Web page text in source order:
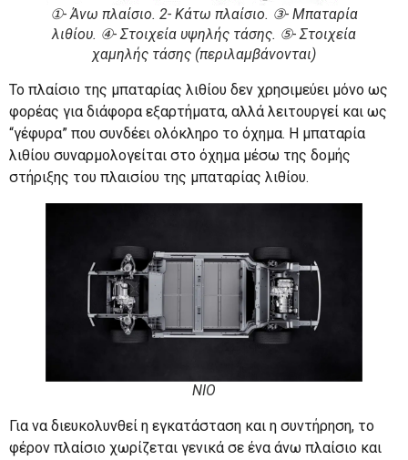
①- Άνω πλαίσιο. 2- Κάτω πλαίσιο. ③- Μπαταρία
λιθίου. ④- Στοιχεία υψηλής τάσης. ⑤- Στοιχεία
χαμηλής τάσης (περιλαμβάνονται)
Το πλαίσιο της μπαταρίας λιθίου δεν χρησιμεύει μόνο ως
φορέας για διάφορα εξαρτήματα, αλλά λειτουργεί και ως
“γέφυρα” που συνδέει ολόκληρο το όχημα. Η μπαταρία
λιθίου συναρμολογείται στο όχημα μέσω της δομής
στήριξης του πλαισίου της μπαταρίας λιθίου.
ΝΙΟ
Για να διευκολυνθεί η εγκατάσταση και η συντήρηση, το
φέρον πλαίσιο χωρίζεται γενικά σε ένα άνω πλαίσιο και